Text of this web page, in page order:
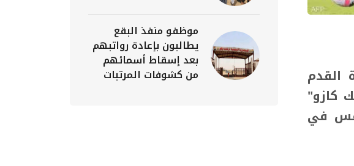
القدم
كازو"
في
موظفو منفذ البقع
يطالبون بإعادة رواتبهم
بعد إسقاط أسمائهم
من كشوفات المرتبات